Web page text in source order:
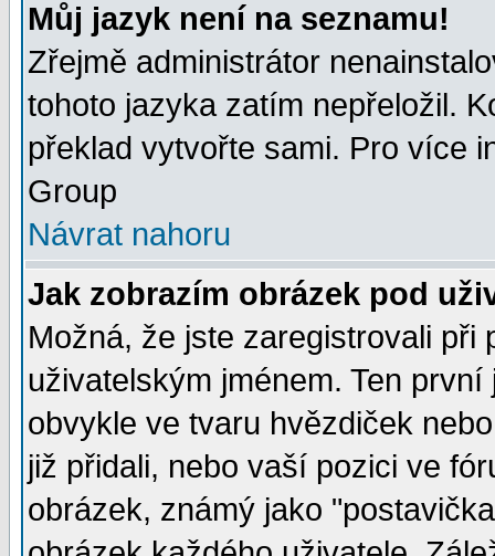
Můj jazyk není na seznamu!
Zřejmě administrátor
tohoto jazyka zatím nepřeložil.
překlad vytvořte sami. Pro více
Group
Návrat nahoru
Jak zobrazím obrázek pod
Možná, že jste zaregistrovali
uživatelským jménem. Ten
obvykle ve tvaru hvězdiček
již přidali, nebo vaší pozici ve
obrázek, známý jako